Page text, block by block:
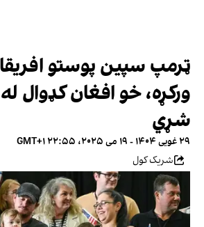
ټرمپ سپین پوستو
ورکړه، خو افغان کډوال
شړي
۲۹ غویی ۱۴۰۴ - ۱۹ می ۲۰۲۵، ۲۲:۵۵ GMT+۱
شریک کول